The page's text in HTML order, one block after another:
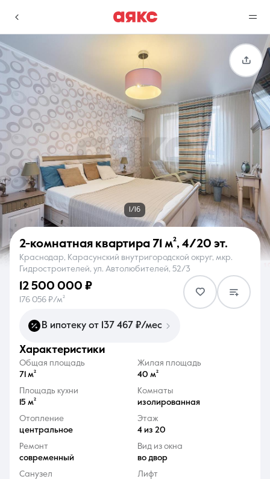
г. Краснодар
Избранное
0 объявлений
Сравнение
0 объявлений
Недвижимость Услуги
О компании Контакты
8 (861) 297-00-00
Ежедневно с 08:30 до 20:00
1/16
2-комнатная квартира 71 м², 4/20 эт.
Краснодар, Карасунский внутригородской округ, мкр.
Гидростроителей, ул. Автолюбителей, 52/3
12 500 000 ₽
176 056 ₽/м²
В ипотеку от 137 467 ₽/мес
характеристики
Общая площадь
71 м²
Жилая площадь
40 м²
Площадь кухни
15 м²
Комнаты
изолированная
Отопление
центральное
Этаж
4 из 20
Ремонт
современный
Вид из окна
во двор
Санузел
Лифт